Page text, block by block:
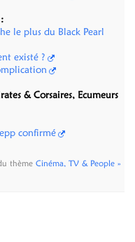
le plus du Black Pearl
existé ?
& Corsaires, Ecumeurs
confirmé
thème Cinéma, TV & People »